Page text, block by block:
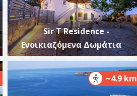
Sir T Residence -
Ενοικιαζόμενα Δωμάτια
~4.9 km